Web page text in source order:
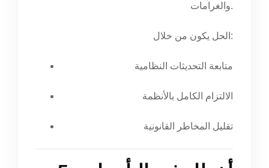
والغرامات.
الحل يكون من خلال:
متابعة التحديثات النظامية
الالتزام الكامل بالأنظمة
تقليل المخاطر القانونية